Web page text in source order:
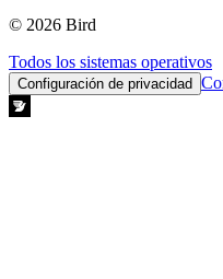
© 2026 Bird
Todos los sistemas operativos
Configuración de privacidad